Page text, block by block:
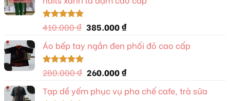
Được xếp
5 sao
410.000₫ Giá
là:
385.000₫Giá
tại
385.000 ₫.
Áo bếp tay ngắn đen phối đỏ cao cấp
Được xếp
5 sao
280.000₫ Giá
là:
260.000₫Giá
tại
Tạp dề yếm phục vụ pha chế cafe, trà sữa